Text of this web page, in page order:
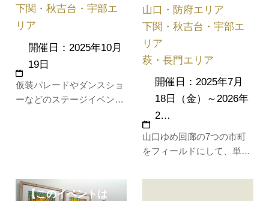
本展では…
り、ひなまつりの時…
仮装パレードやダンスショ
ーなどのステージイベント
下関・秋吉台・宇部エ
リア
開催日：2025年10月
19日
山口ゆめ回廊の7つの市町
をフィールドにして、単な
場でしか味わうことのでき
山口・防府エリア
下関・秋吉台・宇部エ
リア
萩・長門エリア
開催日：2025年7月
18日（金）～2026年
2…
【このイベントは